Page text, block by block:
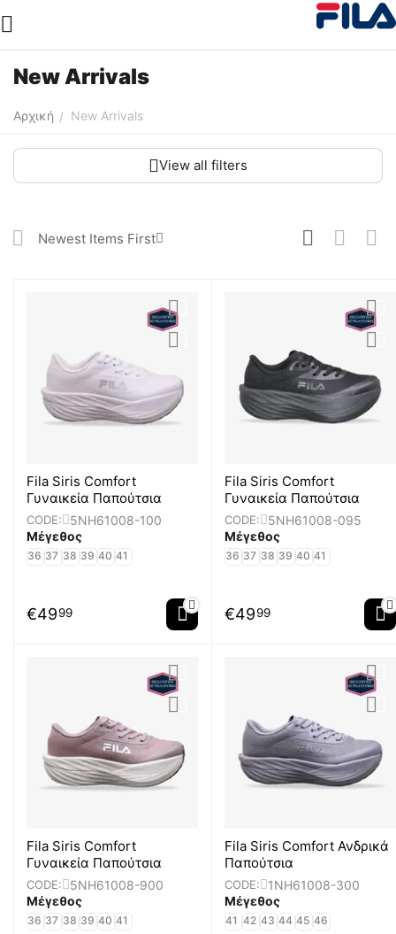
New Arrivals
Αρχική / New Arrivals
View all filters
Newest Items First
Fila Siris Comfort
Γυναικεία Παπούτσια
CODE:
5NH61008-100
Μέγεθος
36 37 38 39 40 41
€4999
Fila Siris Comfort
Γυναικεία Παπούτσια
CODE:
5NH61008-095
Μέγεθος
36 37 38 39 40 41
€4999
Fila Siris Comfort
Γυναικεία Παπούτσια
CODE:
5NH61008-900
Μέγεθος
36 37 38 39 40 41
Fila Siris Comfort Ανδρικά
Παπούτσια
CODE:
1NH61008-300
Μέγεθος
41 42 43 44 45 46